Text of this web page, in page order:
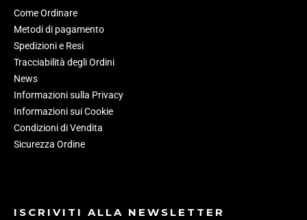
Come Ordinare
Metodi di pagamento
Spedizioni e Resi
Tracciabilità degli Ordini
News
Informazioni sulla Privacy
Informazioni sui Cookie
Condizioni di Vendita
Sicurezza Ordine
ISCRIVITI ALLA NEWSLETTER